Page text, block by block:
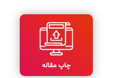
چاپ مقاله